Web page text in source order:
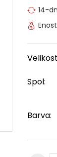
14-
Spol:
Barva: